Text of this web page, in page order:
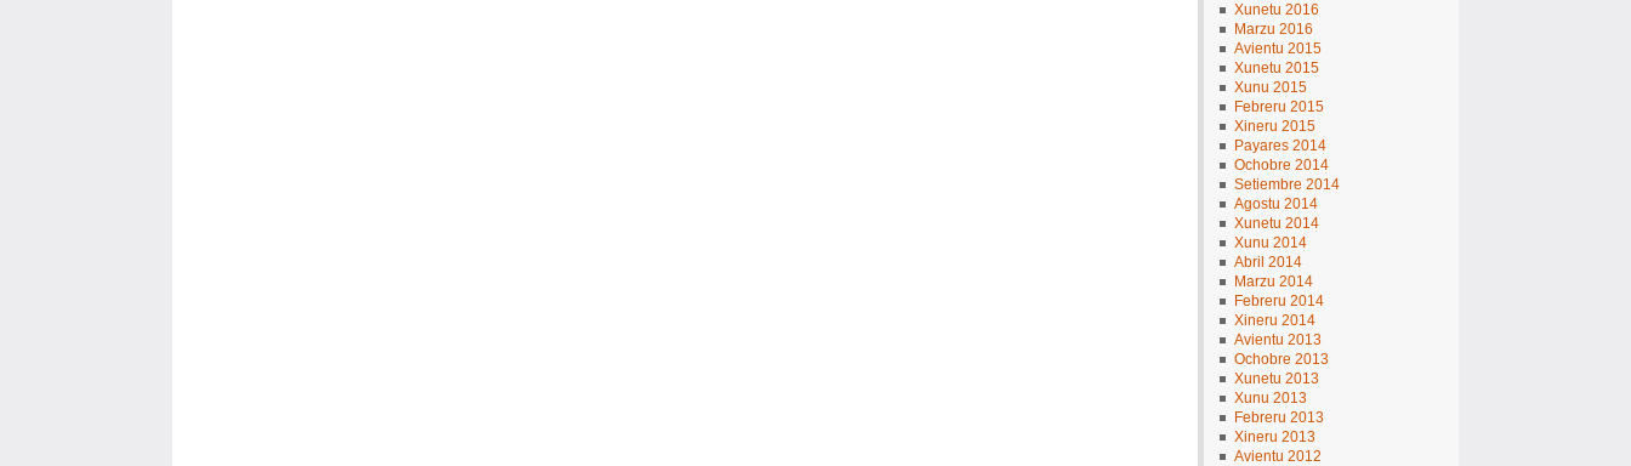
Xunetu 2016
Marzu 2016
Avientu 2015
Xunetu 2015
Xunu 2015
Febreru 2015
Xineru 2015
Payares 2014
Ochobre 2014
Setiembre 2014
Agostu 2014
Xunetu 2014
Xunu 2014
Abril 2014
Marzu 2014
Febreru 2014
Xineru 2014
Avientu 2013
Ochobre 2013
Xunetu 2013
Xunu 2013
Febreru 2013
Xineru 2013
Avientu 2012